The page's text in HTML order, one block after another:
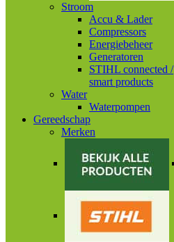
Stroom
Accu & Lader
Compressors
Energiebeheer
Generatoren
STIHL connected /
smart products
Water
Waterpompen
Gereedschap
Merken